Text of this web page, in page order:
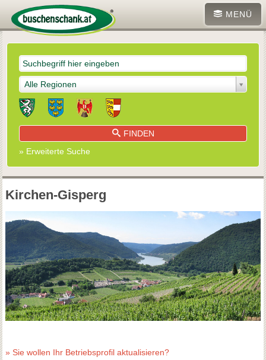
MENÜ
Alle Regionen
FINDEN
» Erweiterte Suche
Kirchen-Gisperg
» Sie wollen Ihr Betriebsprofil aktualisieren?